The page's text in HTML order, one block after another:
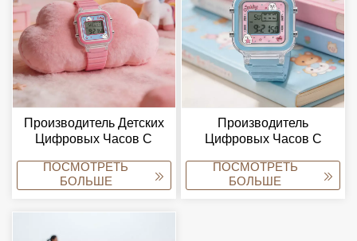
Производитель Детских
Цифровых Часов С
Медвежонка
«Добродетель» И
ПОСМОТРЕТЬ
БОЛЬШЕ
Производитель
Цифровых Часов С
Логотипом Virtue,
Поставщик
ПОСМОТРЕТЬ
БОЛЬШЕ